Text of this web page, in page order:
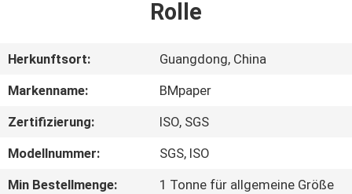
UNS
QUALITÄTSKONTROLLE
Rolle
Herkunftsort:
Guangdong, China
Markenname:
BMpaper
Zertifizierung:
ISO, SGS
Modellnummer:
SGS, ISO
Min Bestellmenge:
1 Tonne für allgemeine Größe